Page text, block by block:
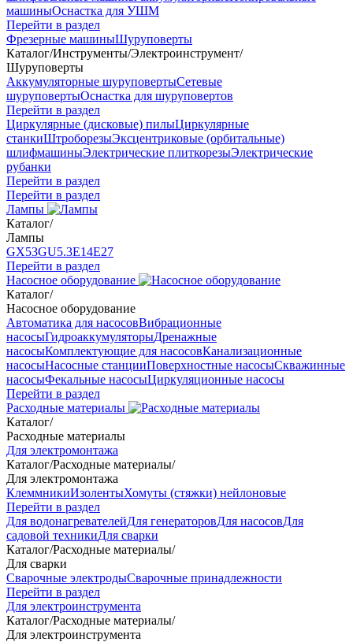
машиныОснастка для УШМ
Перейти в раздел
Фрезерные машиныШуруповерты
Каталог/Инструменты/Электроинструмент/
Шуруповерты
Аккумуляторные шуруповертыСетевые
шуруповертыОснастка для шуруповертов
Перейти в раздел
Циркулярные (дисковые) пилыЦиркулярные
станкиШтроборезыЭксцентриковые (орбитальные)
шлифмашиныЭлектрические плиткорезыЭлектрические
рубанки
Перейти в раздел
Перейти в раздел
Лампы
Каталог/
Лампы
GX53GU5.3Е14Е27
Перейти в раздел
Насосное оборудование
Каталог/
Насосное оборудование
Автоматика для насосовВибрационные
насосыГидроаккумуляторыДренажные
насосыКомплектующие для насосовКанализационные
насосыНасосные станцииПоверхностные насосыСкважинные
насосыФекальные насосыЦиркуляционные насосы
Перейти в раздел
Расходные материалы
Каталог/
Расходные материалы
Для электромонтажа
Каталог/Расходные материалы/
Для электромонтажа
КлеммникиИзолентыХомуты (стяжки) нейлоновые
Перейти в раздел
Для водонагревателейДля генераторовДля насосовДля
садовой техникиДля сварки
Каталог/Расходные материалы/
Для сварки
Сварочные электродыСварочные принадлежности
Перейти в раздел
Для электроинструмента
Каталог/Расходные материалы/
Для электроинструмента